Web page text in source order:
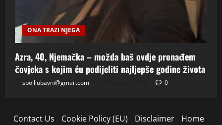
ONA TRAZI NJEGA
Azra, 40, Njemačka – možda baš ovdje pronađem
čovjeka s kojim ću podijeliti najljepše godine života
spojljubavni@gmail.com 0
Contact Us Cookie Policy (EU) Disclaimer
Home